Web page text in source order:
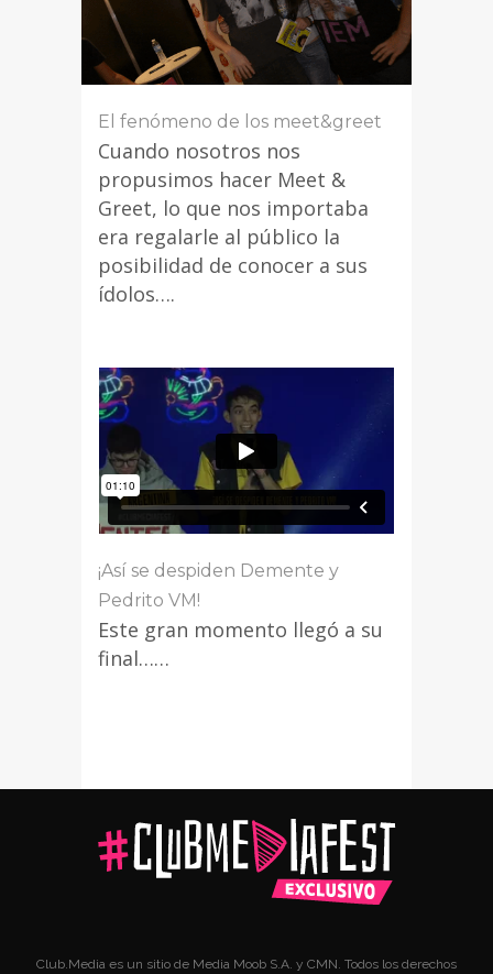
El fenómeno de los meet&greet
Cuando nosotros nos
propusimos hacer Meet &
Greet, lo que nos importaba
era regalarle al público la
posibilidad de conocer a sus
ídolos….
¡Así se despiden Demente y
Pedrito VM!
Este gran momento llegó a su
final……
Club.Media es un sitio de Media Moob S.A. y CMN. Todos los derechos